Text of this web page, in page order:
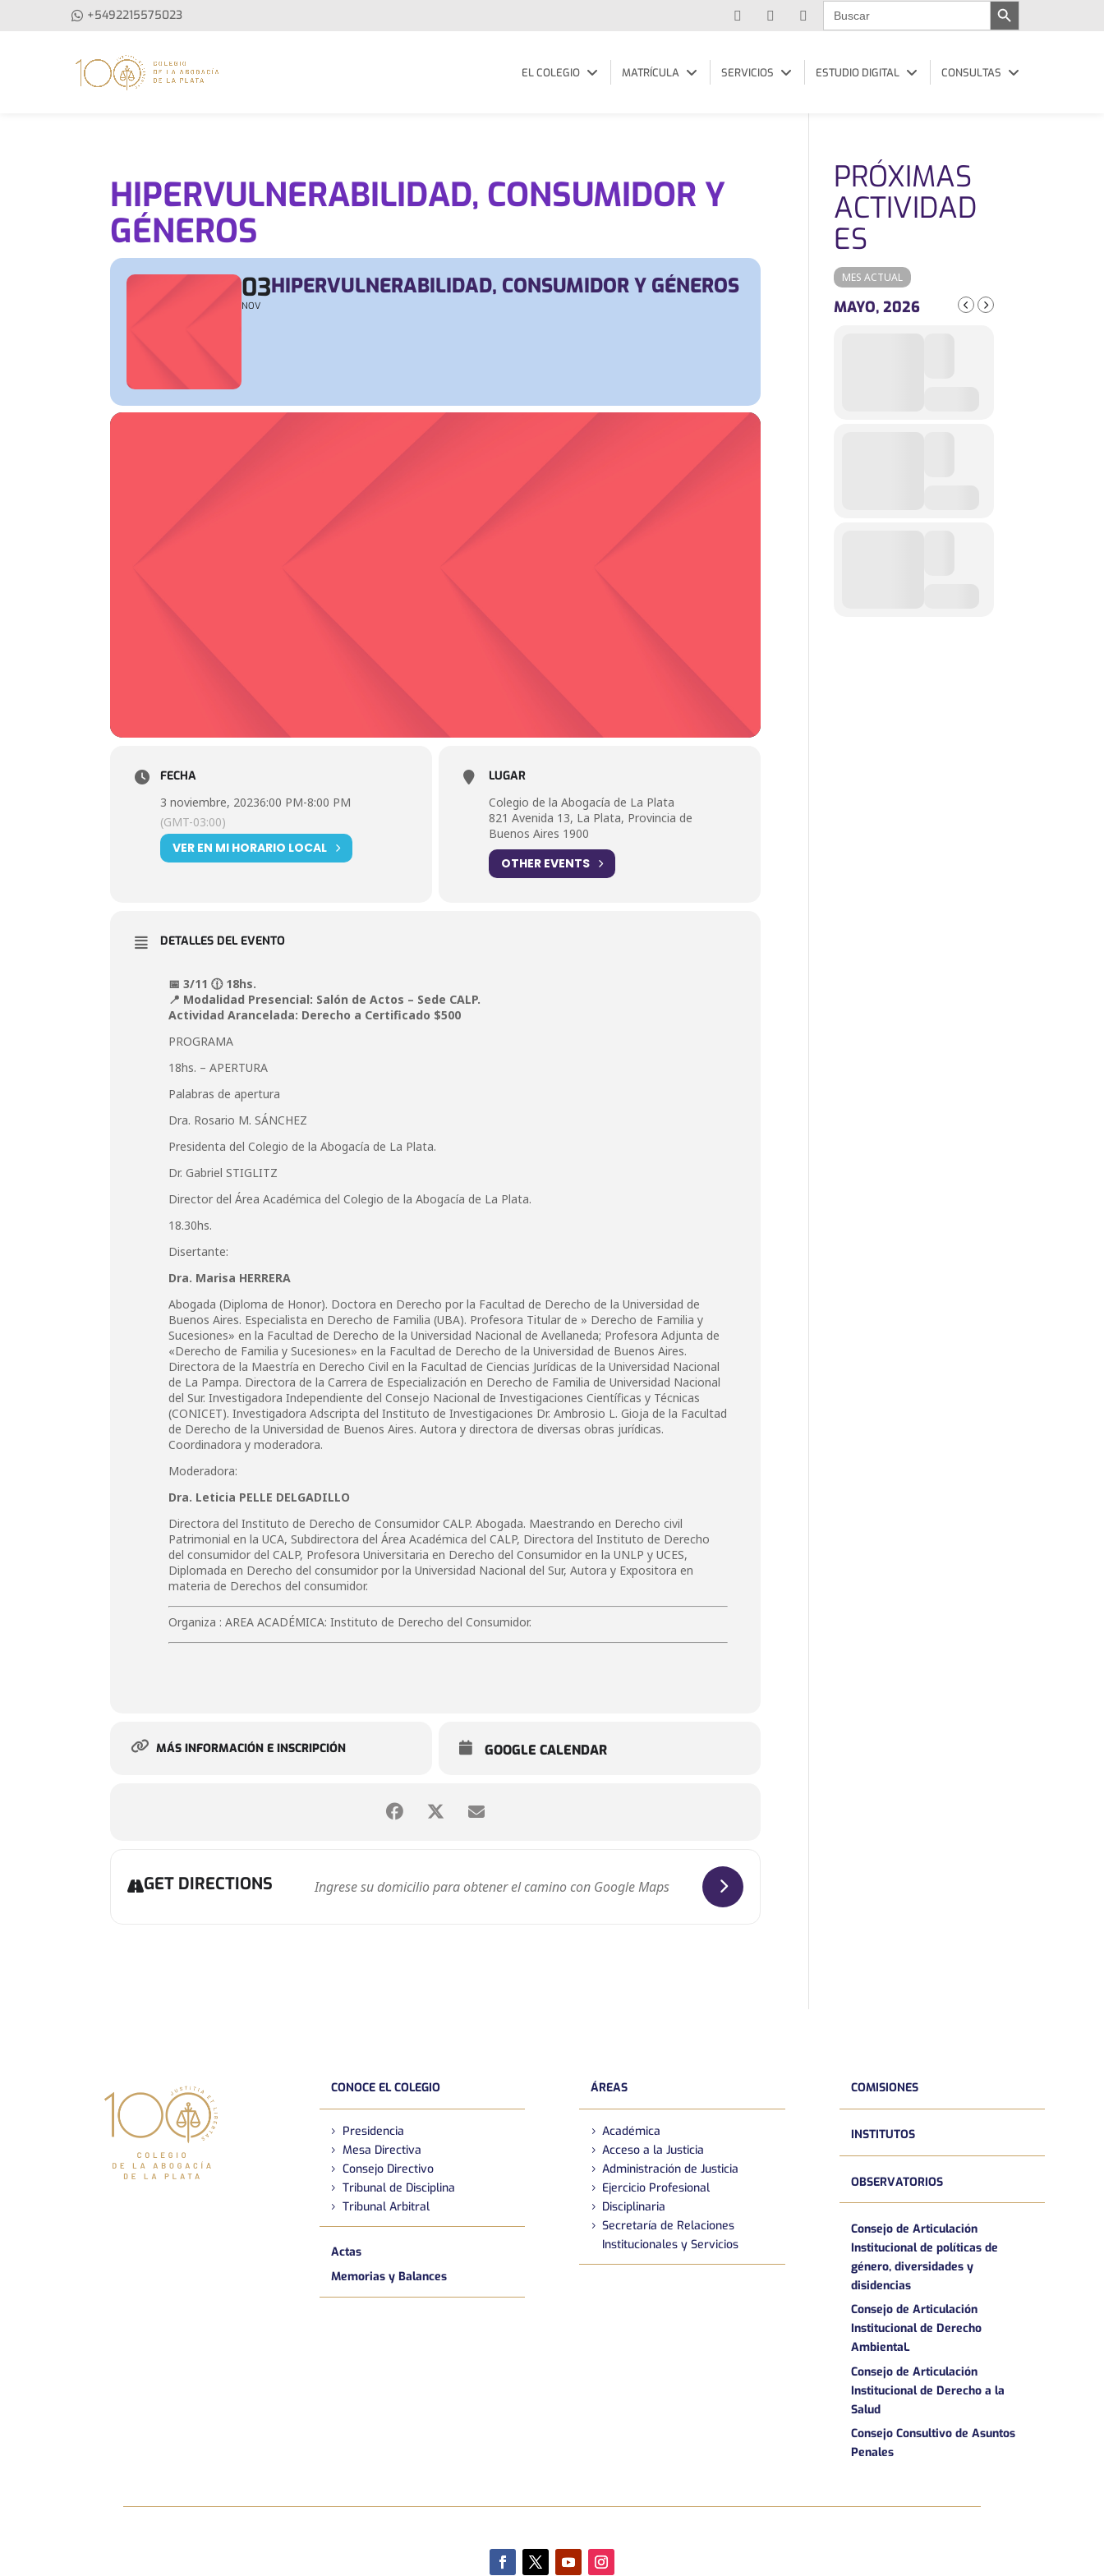
+5492215575023
Buscar:
EL COLEGIO MATRÍCULA SERVICIOS ESTUDIO DIGITAL CONSULTAS
HIPERVULNERABILIDAD, CONSUMIDOR Y
GÉNEROS
03
NOV
HIPERVULNERABILIDAD, CONSUMIDOR Y GÉNEROS
FECHA
3 noviembre, 20236:00 PM-8:00 PM
(GMT-03:00)
VER EN MI HORARIO LOCAL
LUGAR
Colegio de la Abogacía de La Plata
821 Avenida 13, La Plata, Provincia de
Buenos Aires 1900
OTHER EVENTS
DETALLES DEL EVENTO
📅 3/11 🕧 18hs.
📍 Modalidad Presencial: Salón de Actos – Sede CALP.
Actividad Arancelada: Derecho a Certificado $500
PROGRAMA
18hs. – APERTURA
Palabras de apertura
Dra. Rosario M. SÁNCHEZ
Presidenta del Colegio de la Abogacía de La Plata.
Dr. Gabriel STIGLITZ
Director del Área Académica del Colegio de la Abogacía de La Plata.
18.30hs.
Disertante:
Dra. Marisa HERRERA
Abogada (Diploma de Honor). Doctora en Derecho por la Facultad de Derecho de la Universidad de
Buenos Aires. Especialista en Derecho de Familia (UBA). Profesora Titular de » Derecho de Familia y
Sucesiones» en la Facultad de Derecho de la Universidad Nacional de Avellaneda; Profesora Adjunta de
«Derecho de Familia y Sucesiones» en la Facultad de Derecho de la Universidad de Buenos Aires.
Directora de la Maestría en Derecho Civil en la Facultad de Ciencias Jurídicas de la Universidad Nacional
de La Pampa. Directora de la Carrera de Especialización en Derecho de Familia de Universidad Nacional
del Sur. Investigadora Independiente del Consejo Nacional de Investigaciones Científicas y Técnicas
(CONICET). Investigadora Adscripta del Instituto de Investigaciones Dr. Ambrosio L. Gioja de la Facultad
de Derecho de la Universidad de Buenos Aires. Autora y directora de diversas obras jurídicas.
Coordinadora y moderadora.
Moderadora:
Dra. Leticia PELLE DELGADILLO
Directora del Instituto de Derecho de Consumidor CALP. Abogada. Maestrando en Derecho civil
Patrimonial en la UCA, Subdirectora del Área Académica del CALP, Directora del Instituto de Derecho
del consumidor del CALP, Profesora Universitaria en Derecho del Consumidor en la UNLP y UCES,
Diplomada en Derecho del consumidor por la Universidad Nacional del Sur, Autora y Expositora en
materia de Derechos del consumidor.
Organiza : AREA ACADÉMICA: Instituto de Derecho del Consumidor.
MÁS INFORMACIÓN E INSCRIPCIÓN GOOGLE CALENDAR
GET DIRECTIONS
PRÓXIMAS
ACTIVIDAD
ES
MES ACTUAL
MAYO, 2026
CONOCE EL COLEGIO
Presidencia
Mesa Directiva
Consejo Directivo
Tribunal de Disciplina
Tribunal Arbitral
Actas
Memorias y Balances
ÁREAS
Académica
Acceso a la Justicia
Administración de Justicia
Ejercicio Profesional
Disciplinaria
Secretaría de Relaciones
Institucionales y Servicios
COMISIONES
INSTITUTOS
OBSERVATORIOS
Consejo de Articulación
Institucional de políticas de
género, diversidades y
disidencias
Consejo de Articulación
Institucional de Derecho
AmbientaL
Consejo de Articulación
Institucional de Derecho a la
Salud
Consejo Consultivo de Asuntos
Penales